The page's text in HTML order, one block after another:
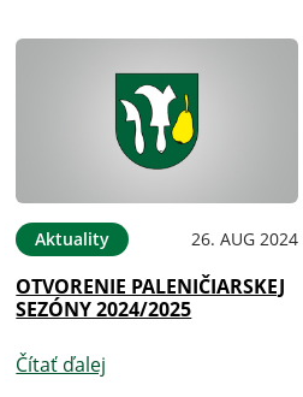
Aktuality 26. AUG 2024
OTVORENIE PALENIČIARSKEJ
SEZÓNY 2024/2025
Čítať ďalej